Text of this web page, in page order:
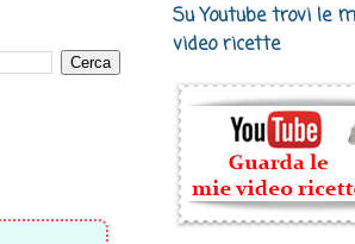
Su Youtube trovi le
video ricette